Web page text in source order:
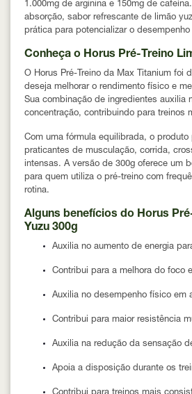
1.000mg de arginina e 150mg de
absorção, sabor refrescante de limão
prática para potencializar o
Conheça o Horus Pré-Treino
O Horus Pré-Treino da Max Titanium foi
deseja melhorar o rendimento físico e
Sua combinação de ingredientes auxilia
concentração, contribuindo para treinos
Com uma fórmula equilibrada, o
praticantes de musculação, corrida,
intensas. A versão de 300g oferece um
para quem utiliza o pré-treino com
rotina.
Alguns benefícios do Horus
Yuzu 300g
Auxilia no aumento de energia
Contribui para a melhora do foco
Auxilia no desempenho físico em
Contribui para maior resistência
Auxilia na redução da sensação
Apoia a disposição durante os